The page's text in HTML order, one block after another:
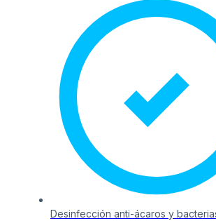
Desinfección anti-ácaros y